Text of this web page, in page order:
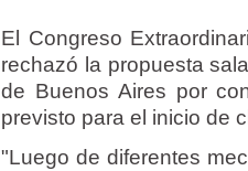
El Congreso
rechazó la propuesta
de Buenos Aires por
previsto para el inicio de
"Luego de diferentes